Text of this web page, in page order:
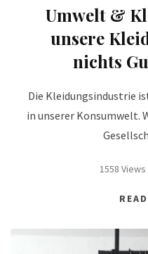
Umwelt &
unsere
nichts
Die Kleidungsindustrie
in unserer Konsumwelt.
1558 Views